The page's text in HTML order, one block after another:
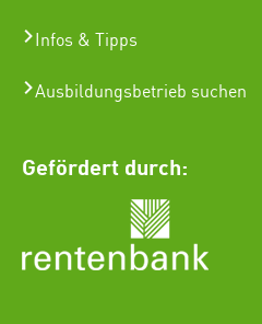
Infos & Tipps
Ausbildungsbetrieb suchen
Gefördert durch: